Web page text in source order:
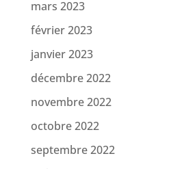
mars 2023
février 2023
janvier 2023
décembre 2022
novembre 2022
octobre 2022
septembre 2022